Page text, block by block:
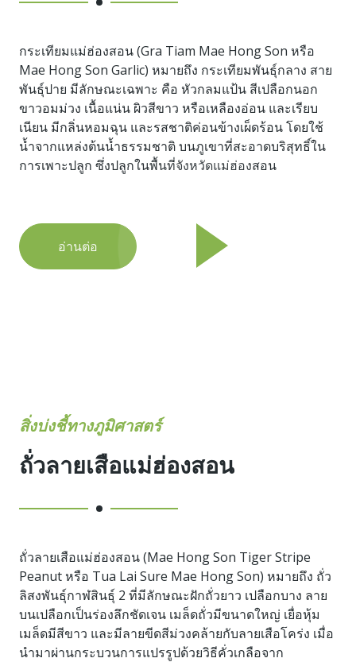
กระเทียมแม่ฮ่องสอน (Gra Tiam Mae Hong Son หรือ
Mae Hong Son Garlic) หมายถึง กระเทียมพันธุ์กลาง สาย
พันธุ์ปาย มีลักษณะเฉพาะ คือ หัวกลมแป้น สีเปลือกนอก
ขาวอมม่วง เนื้อแน่น ผิวสีขาว หรือเหลืองอ่อน และเรียบ
เนียน มีกลิ่นหอมฉุน และรสชาติค่อนข้างเผ็ดร้อน โดยใช้
น้ำจากแหล่งต้นน้ำธรรมชาติ บนภูเขาที่สะอาดบริสุทธิ์ใน
การเพาะปลูก ซึ่งปลูกในพื้นที่จังหวัดแม่ฮ่องสอน
อ่านต่อ
สิ่งบ่งชี้ทางภูมิศาสตร์
ถั่วลายเสือแม่ฮ่องสอน
ถั่วลายเสือแม่ฮ่องสอน (Mae Hong Son Tiger Stripe
Peanut หรือ Tua Lai Sure Mae Hong Son) หมายถึง ถั่ว
ลิสงพันธุ์กาฬสินธุ์ 2 ที่มีลักษณะฝักถั่วยาว เปลือกบาง ลาย
บนเปลือกเป็นร่องลึกชัดเจน เมล็ดถั่วมีขนาดใหญ่ เยื่อหุ้ม
เมล็ดมีสีขาว และมีลายขีดสีม่วงคล้ายกับลายเสือโคร่ง เมื่อ
นำมาผ่านกระบวนการแปรรูปด้วยวิธีคั่วเกลือจาก